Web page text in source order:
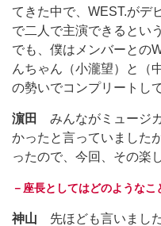
てきた中で、WEST.がデ
で二人で主演できるとい
でも、僕はメンバーとの
んちゃん（小瀧望）と（
の勢いでコンプリートし
濵田 みんながミュージ
かったと言っていました
ったので、今回、その楽
－座長としてはどのようなこ
神山 先ほども言いまし